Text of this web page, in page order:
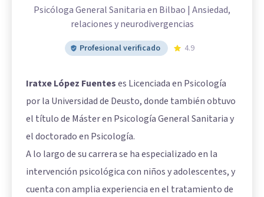
Psicóloga General Sanitaria en Bilbao | Ansiedad,
relaciones y neurodivergencias
Profesional verificado 4.9
Iratxe López Fuenteses Licenciada en Psicología
por la Universidad de Deusto, donde también obtuvo
el título de Máster en Psicología General Sanitaria y
el doctorado en Psicología.
A lo largo de su carrera se ha especializado en la
intervención psicológica con niños y adolescentes, y
cuenta con amplia experiencia en el tratamiento de